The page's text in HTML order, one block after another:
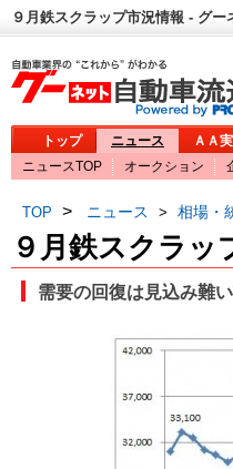
９月鉄スクラップ市況情報 - グー
トップ ニュース ＡＡ
ニュースTOP
オークション
TOP > ニュース > 相場・
９月鉄スクラッ
需要の回復は見込み難